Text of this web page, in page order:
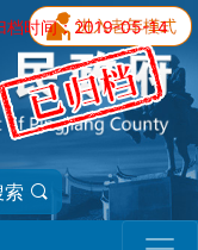
档时间：2019-05-14
索